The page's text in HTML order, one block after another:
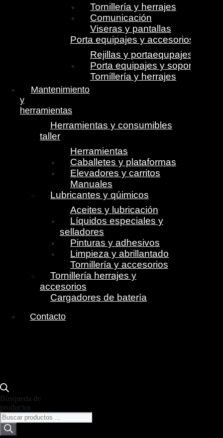
Tornillería y herrajes
Comunicación
Viseras y pantallas
Porta equipajes y accesorios
Rejillas y portaequpajes
Porta equipajes y soportes
Tornillería y herrajes
Mantenimiento
y
herramientas
Herramientas y consumibles
taller
Herramientas
Caballetes y plataformas
Elevadores y carritos
Manuales
Lubricantes y qúimicos
Aceites y lubricación
Líquidos especiales y
selladores
Pinturas y adhesivos
Limpieza y abrillantado
Tornillería y accesorios
Tornillería herrajes y
accesorios
Cargadores de batería
Contacto
Búsqueda de
productos